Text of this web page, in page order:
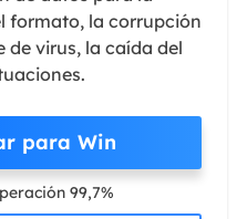
formato, la corrupción
de virus, la caída del
para Win
99,7%